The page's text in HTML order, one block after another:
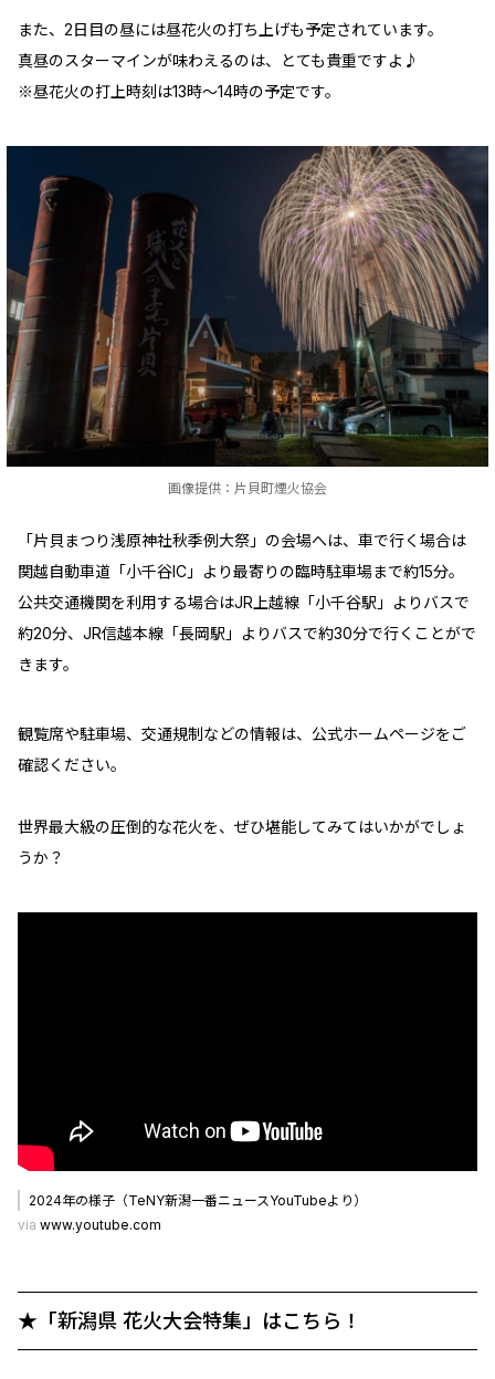
また、2日目の昼には昼花火の打ち上げも予定されています。
真昼のスターマインが味わえるのは、とても貴重ですよ♪
※昼花火の打上時刻は13時～14時の予定です。
画像提供：片貝町煙火協会
「片貝まつり浅原神社秋季例大祭」の会場へは、車で行く場合は
関越自動車道「小千谷IC」より最寄りの臨時駐車場まで約15分。
公共交通機関を利用する場合はJR上越線「小千谷駅」よりバスで
約20分、JR信越本線「長岡駅」よりバスで約30分で行くことがで
きます。
観覧席や駐車場、交通規制などの情報は、公式ホームページをご
確認ください。
世界最大級の圧倒的な花火を、ぜひ堪能してみてはいかがでしょ
うか？
2024年の様子（TeNY新潟一番ニュースYouTubeより）
via www.youtube.com
★「新潟県 花火大会特集」はこちら！